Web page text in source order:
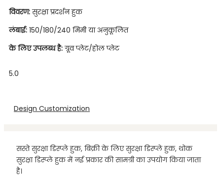
विवरण:सुरक्षा प्रदर्शन हुक
लंबाई: 150/180/240 मिमी या अनुकूलित
के लिए उपलब्ध है:ग्रूव प्लेट/होल प्लेट
5.0
Design Customization
सस्ते सुरक्षा डिस्प्ले हुक, बिक्री के लिए सुरक्षा डिस्प्ले हुक, थोक
सुरक्षा डिस्प्ले हुक में नई प्रकार की सामग्री का उपयोग किया जाता
है।